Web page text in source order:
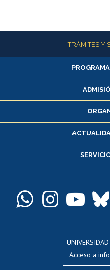
Más informaciónTRÁMITES Y
Alumnas/os
Inscripción y
Consulta y
Servicio
Pago de
Editar
Acceso a